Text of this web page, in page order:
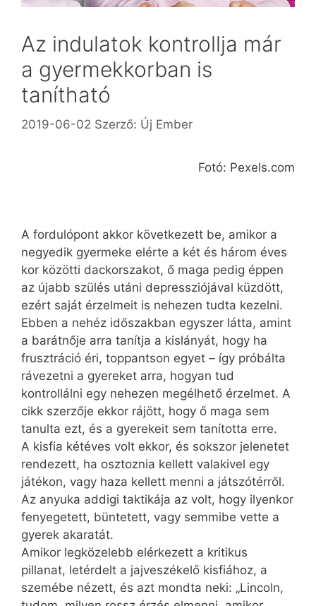
Az indulatok kontrollja már
a gyermekkorban is
tanítható
2019-06-02 Szerző: Új Ember
Fotó: Pexels.com
A fordulópont akkor következett be, amikor a
negyedik gyermeke elérte a két és három éves
kor közötti dackorszakot, ő maga pedig éppen
az újabb szülés utáni depressziójával küzdött,
ezért saját érzelmeit is nehezen tudta kezelni.
Ebben a nehéz időszakban egyszer látta, amint
a barátnője arra tanítja a kislányát, hogy ha
frusztráció éri, toppantson egyet – így próbálta
rávezetni a gyereket arra, hogyan tud
kontrollálni egy nehezen megélhető érzelmet. A
cikk szerzője ekkor rájött, hogy ő maga sem
tanulta ezt, és a gyerekeit sem tanította erre.
A kisfia kétéves volt ekkor, és sokszor jelenetet
rendezett, ha osztoznia kellett valakivel egy
játékon, vagy haza kellett menni a játszótérről.
Az anyuka addigi taktikája az volt, hogy ilyenkor
fenyegetett, büntetett, vagy semmibe vette a
gyerek akaratát.
Amikor legközelebb elérkezett a kritikus
pillanat, letérdelt a jajveszékelő kisfiához, a
szemébe nézett, és azt mondta neki: „Lincoln,